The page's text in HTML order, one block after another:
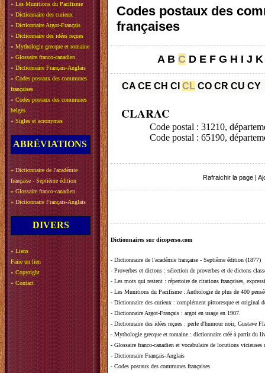
» Les Munitions du Pacifisme
» Dictionnaire des curieux
» Dictionnaire Argot-Français
» Dictionnaire des idées reçues
» Mythologie grecque et romaine
» Glossaire franco-canadien
» Dictionnaire Français-Anglais
» Codes postaux des communes
françaises
» Codes postaux des communes
belges
» Sigles et acronymes
ABRÉVIATIONS
» Dictionnaire de l'académie
française - Septième édition
» Glossaire franco-canadien
» Dictionnaire Français-Anglais
DIVERS
» Liens
Faire un lien
» Copyright
» Contact
Codes postaux des
françaises
A B C D E F G H I J K
CA CE CH CI CL CO CR CU CY
CLARAC
Code postal : 31210,
Code postal : 65190,
Rafraichir la page
Dictionnaires sur dicoperso.com
- Dictionnaire de l'académie française - Septième édition (1877)
- Proverbes et dictons : sélection de proverbes et de dictons
- Les mots qui restent : répertoire de citations françaises,
- Les Munitions du Pacifisme : Anthologie de plus de 400
- Dictionnaire des curieux : complément pittoresque et original
- Dictionnaire Argot-Français : argot en usage en 1907.
- Dictionnaire des idées reçues : perle d'humour noir, Gustave
- Mythologie grecque et romaine : dictionnaire créé à partir du
- Glossaire franco-canadien et vocabulaire de locutions vicieuses
- Dictionnaire Français-Anglais
- Codes postaux des communes françaises